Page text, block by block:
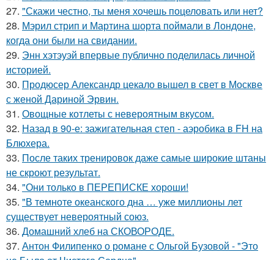
27. "Скажи честно, ты меня хочешь поцеловать или нет?
28. Мэрил стрип и Мартина шорта поймали в Лондоне,
когда они были на свидании.
29. Энн хэтэуэй впервые публично поделилась личной
историей.
30. Продюсер Александр цекало вышел в свет в Москве
с женой Дариной Эрвин.
31. Овощные котлеты с невероятным вкусом.
32. Назад в 90-е: зажигательная степ - аэробика в FH на
Блюхера.
33. После таких тренировок даже самые широкие штаны
не скроют результат.
34. "Они только в ПЕРЕПИСКЕ хороши!
35. "В темноте океанского дна … уже миллионы лет
существует невероятный союз.
36. Домашний хлеб на СКОВОРОДЕ.
37. Антон Филипенко о романе с Ольгой Бузовой - "Это